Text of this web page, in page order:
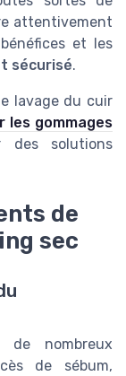
attentivement
et les
sécurisé.
lavage du cuir
les gommages
des solutions
de
sec
de nombreux
de sébum,